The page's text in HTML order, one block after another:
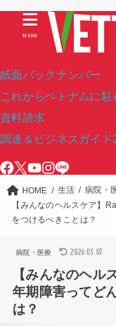
紙面バックナンバー
これからベトナムに
資料請求
調達＆ビジネスガイド
MENU
HOME 生活
病院・
【みんなのヘルスケア】
をつけるべきことは？
病院・医療 2026.05.07
【みんなのヘ
年期障害ってど
は？